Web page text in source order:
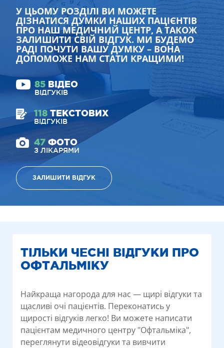
У ЦЬОМУ РОЗДІЛІ ВИ МОЖЕТЕ
ДІЗНАТИСЯ ДУМКИ НАШИХ ПАЦІЄНТІВ
ПРО НАШ МЕДИЧНИЙ ЦЕНТР, А ТАКОЖ
ЗАЛИШИТИ СВІЙ ВІДГУК. МИ БУДЕМО
РАДІ ПОЧУТИ ВАШУ ДУМКУ – ВОНА
ДОПОМОЖЕ НАМ СТАТИ КРАЩИМИ!
85 ВІДЕО
ВІДГУКІВ
118 ТЕКСТОВИХ
ВІДГУКІВ
47 ФОТО
З ЛІКАРЯМИ
ЗАЛИШИТИ ВІДГУК
ТІЛЬКИ ЧЕСНІ ВІДГУКИ ПРО
ОФТАЛЬМІКУ
Найкраща нагорода для нас — щирі відгуки та
щасливі очі пацієнтів. Переконатись у
щирості відгуків легко! Ви можете написати
пацієнтам медичного центру "Офтальміка",
переглянути відеовідгуки та вивчити